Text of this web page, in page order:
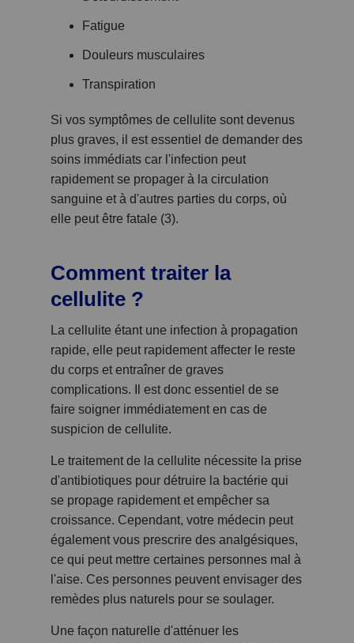
Fatigue
Douleurs musculaires
Transpiration
Si vos symptômes de cellulite sont devenus
plus graves, il est essentiel de demander des
soins immédiats car l'infection peut
rapidement se propager à la circulation
sanguine et à d'autres parties du corps, où
elle peut être fatale (3).
Comment traiter la
cellulite ?
La cellulite étant une infection à propagation
rapide, elle peut rapidement affecter le reste
du corps et entraîner de graves
complications. Il est donc essentiel de se
faire soigner immédiatement en cas de
suspicion de cellulite.
Le traitement de la cellulite nécessite la prise
d'antibiotiques pour détruire la bactérie qui
se propage rapidement et empêcher sa
croissance. Cependant, votre médecin peut
également vous prescrire des analgésiques,
ce qui peut mettre certaines personnes mal à
l'aise. Ces personnes peuvent envisager des
remèdes plus naturels pour se soulager.
Une façon naturelle d'atténuer les